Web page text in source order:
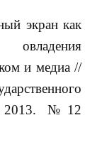
экран как
и медиа //
2013. № 12